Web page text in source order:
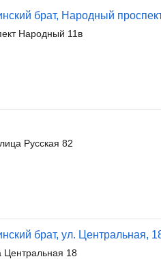
брат, Народный
Народный 11в
Русская 82
брат, ул. Центральная,
18